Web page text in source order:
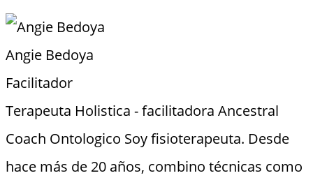
Angie Bedoya
Facilitador
Terapeuta Holistica - facilitadora Ancestral
Coach Ontologico Soy fisioterapeuta. Desde
hace más de 20 años, combino técnicas como